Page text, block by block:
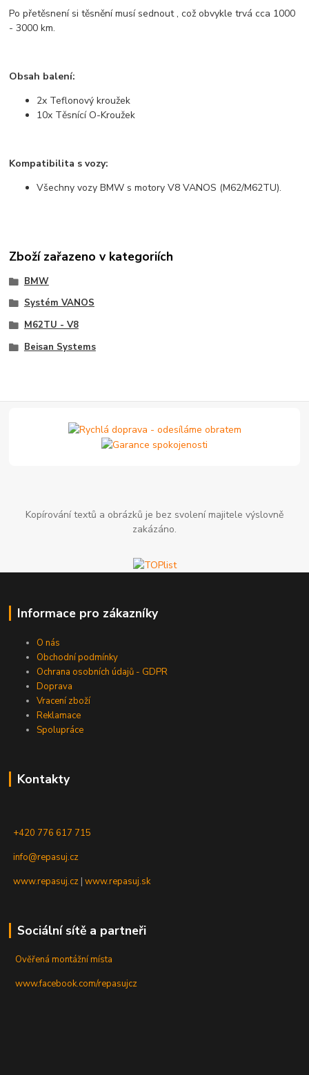
Po přetěsnení si těsnění musí sednout , což obvykle trvá cca 1000
- 3000 km.
Obsah balení:
2x Teflonový kroužek
10x Těsnící O-Kroužek
Kompatibilita s vozy:
Všechny vozy BMW s motory V8 VANOS (M62/M62TU).
Zboží zařazeno v kategoriích
BMW
Systém VANOS
M62TU - V8
Beisan Systems
Kopírování textů a obrázků je bez svolení majitele výslovně
zakázáno.
Informace pro zákazníky
O nás
Obchodní podmínky
Ochrana osobních údajů - GDPR
Doprava
Vracení zboží
Reklamace
Spolupráce
Kontakty
+420 776 617 715
info@repasuj.cz
www.repasuj.cz |www.repasuj.sk
Sociální sítě a partneři
Ověřená montážní místa
www.facebook.com/repasujcz